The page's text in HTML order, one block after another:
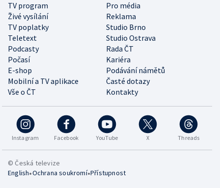
TV program
Pro média
Živé vysílání
Reklama
TV poplatky
Studio Brno
Teletext
Studio Ostrava
Podcasty
Rada ČT
Počasí
Kariéra
E-shop
Podávání námětů
Mobilní a TV aplikace
Časté dotazy
Vše o ČT
Kontakty
Instagram Facebook YouTube X Threads
© Česká televize
English•Ochrana soukromí•Přístupnost